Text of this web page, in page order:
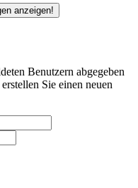
anzeigen!
Benutzern abgegeben
Sie einen neuen